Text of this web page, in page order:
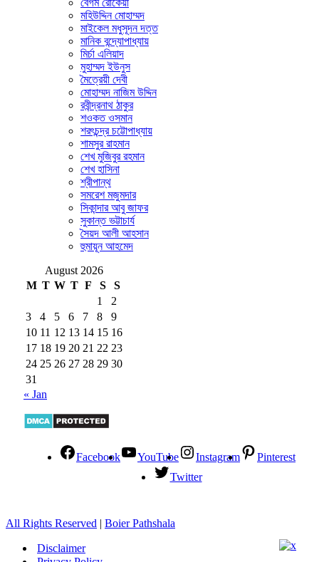
মহিউদ্দিন মোহাম্মদ
মাইকেল মধুসূদন দত্ত
মানিক বন্দ্যোপাধ্যায়
মির্চা এলিয়াদ
মুহাম্মদ ইউনুস
মৈত্রেয়ী দেবী
মোহাম্মদ নাজিম উদ্দিন
রবীন্দ্রনাথ ঠাকুর
শওকত ওসমান
শরৎচন্দ্র চট্টোপাধ্যায়
শামসুর রাহমান
শেখ মুজিবুর রহমান
শেখ হাসিনা
শ্রীপান্থ
সমরেশ মজুমদার
সিকান্দার আবু জাফর
সুকান্ত ভট্টাচার্য
সৈয়দ আলী আহসান
হুমায়ূন আহমেদ
August 2026
M T W T F S
S
1
2
3
4 5 6 7 8
9
10 11 12 13 14 15 16
17 18 19 20 21 22 23
24 25 26 27 28 29 30
31
« Jan
Facebook YouTube Instagram
Pinterest
Twitter
All Rights Reserved | Boier Pathshala
Disclaimer